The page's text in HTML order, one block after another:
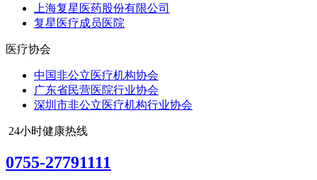
上海复星医药股份有限公司
复星医疗成员医院
医疗协会
中国非公立医疗机构协会
广东省民营医院行业协会
深圳市非公立医疗机构行业协会
24小时健康热线
0755-27791111